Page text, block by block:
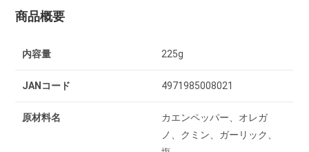
商品概要
内容量 225g
JANコード 4971985008021
原材料名
カエンペッパー、オレガ
ノ、クミン、ガーリック、